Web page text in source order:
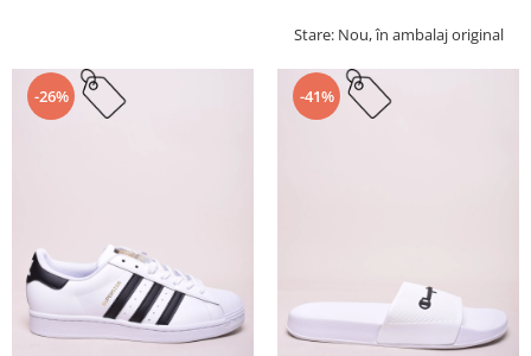
Stare: Nou, în ambalaj original
-26% -41%